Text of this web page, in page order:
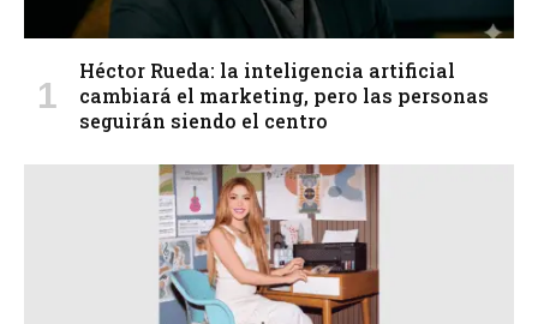
Héctor Rueda: la inteligencia artificial
cambiará el marketing, pero las personas
seguirán siendo el centro